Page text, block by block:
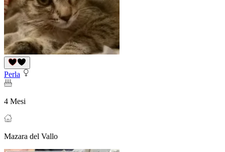
Perla
4 Mesi
Mazara del Vallo